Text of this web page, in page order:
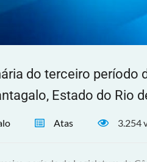
do terceiro período
Estado do Rio
Atas 3.254